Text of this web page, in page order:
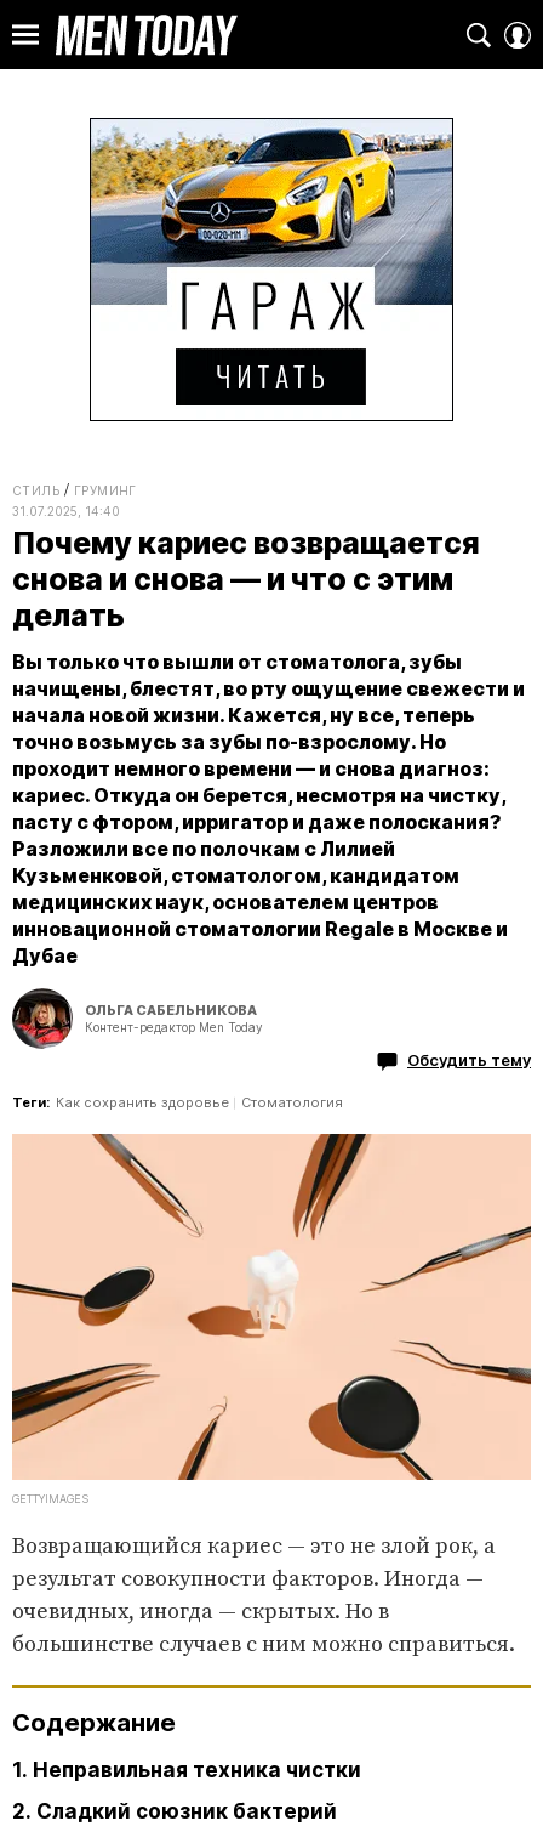
СТИЛЬ
ГРУМИНГ
31.07.2025, 14:40
Почему кариес возвращается
снова и снова — и что с этим
делать
Вы только что вышли от стоматолога, зубы
начищены, блестят, во рту ощущение свежести и
начала новой жизни. Кажется, ну все, теперь
точно возьмусь за зубы по-взрослому. Но
проходит немного времени — и снова диагноз:
кариес. Откуда он берется, несмотря на чистку,
пасту с фтором, ирригатор и даже полоскания?
Разложили все по полочкам с Лилией
Кузьменковой, стоматологом, кандидатом
медицинских наук, основателем центров
инновационной стоматологии Regale в Москве и
Дубае
ОЛЬГА САБЕЛЬНИКОВА
Контент-редактор Men Today
Обсудить тему
Теги: Как сохранить здоровье Стоматология
GETTYIMAGES
Возвращающийся кариес — это не злой рок, а
результат совокупности факторов. Иногда —
очевидных, иногда — скрытых. Но в
большинстве случаев с ним можно справиться.
Содержание
1. Неправильная техника чистки
2. Сладкий союзник бактерий